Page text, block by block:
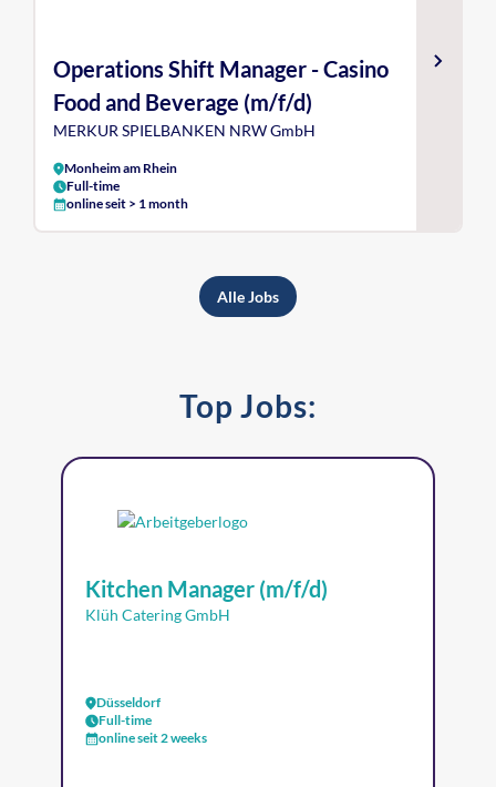
Operations Shift Manager - Casino
Food and Beverage (m/f/d)
MERKUR SPIELBANKEN NRW GmbH
Monheim am Rhein
Full-time
online seit > 1 month
Alle Jobs
Top Jobs:
Kitchen Manager (m/f/d)
Klüh Catering GmbH
Düsseldorf
Full-time
online seit 2 weeks